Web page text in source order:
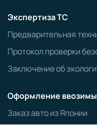
Экспертиза ТС
Предварительная
Протокол проверки
Заключение об
Оформление
Заказ авто из Японии